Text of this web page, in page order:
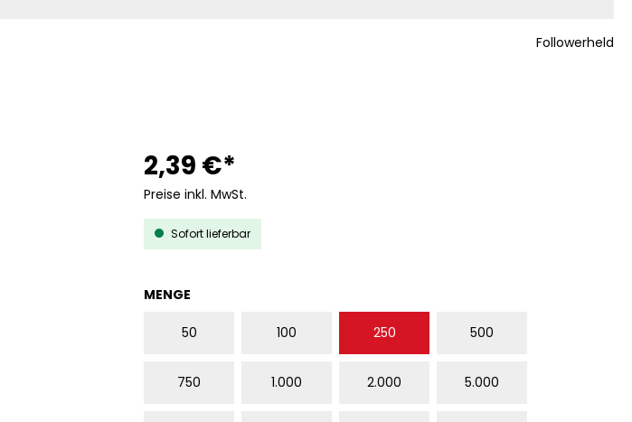
Followerheld
2,39 €*
Preise inkl. MwSt.
Sofort lieferbar
MENGE
50 100 250 500
750 1.000 2.000 5.000